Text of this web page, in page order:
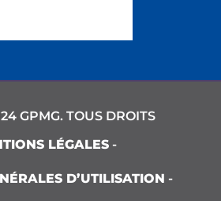
GPMG. TOUS DROITS
LÉGALES -
D’UTILISATION -